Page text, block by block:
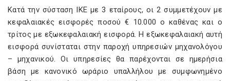
Κατά την σύσταση ΙΚΕ με 3 εταίρους, οι 2 συμμετέχουν με
κεφαλαιακές εισφορές ποσού € 10.000 ο καθένας και ο
τρίτος με εξωκεφαλαιακή εισφορά. Η εξωκεφαλαιακή αυτή
εισφορά συνίσταται στην παροχή υπηρεσιών μηχανολόγου
– μηχανικού. Οι υπηρεσίες θα παρέχονται σε ημερήσια
βάση με κανονικό ωράριο υπαλλήλου με συμφωνημένο